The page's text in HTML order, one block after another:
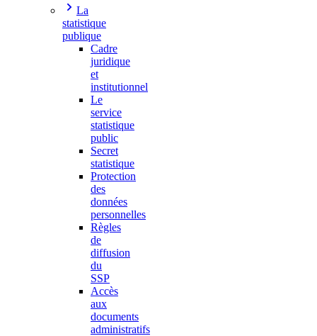
La
statistique
publique
Cadre
juridique
et
institutionnel
Le
service
statistique
public
Secret
statistique
Protection
des
données
personnelles
Règles
de
diffusion
du
SSP
Accès
aux
documents
administratifs